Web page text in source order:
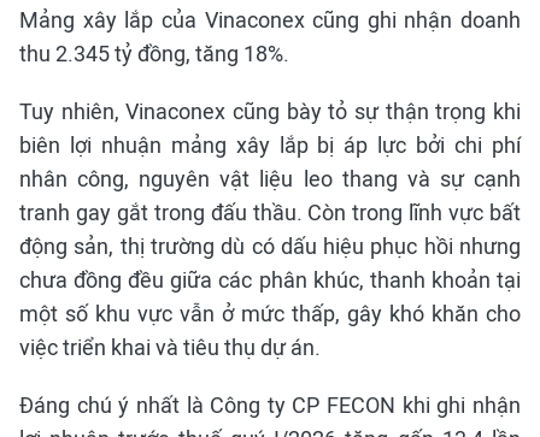
Mảng xây lắp của Vinaconex cũng ghi nhận doanh
thu 2.345 tỷ đồng, tăng 18%.
Tuy nhiên, Vinaconex cũng bày tỏ sự thận trọng khi
biên lợi nhuận mảng xây lắp bị áp lực bởi chi phí
nhân công, nguyên vật liệu leo thang và sự cạnh
tranh gay gắt trong đấu thầu. Còn trong lĩnh vực bất
động sản, thị trường dù có dấu hiệu phục hồi nhưng
chưa đồng đều giữa các phân khúc, thanh khoản tại
một số khu vực vẫn ở mức thấp, gây khó khăn cho
việc triển khai và tiêu thụ dự án.
Đáng chú ý nhất là Công ty CP FECON khi ghi nhận